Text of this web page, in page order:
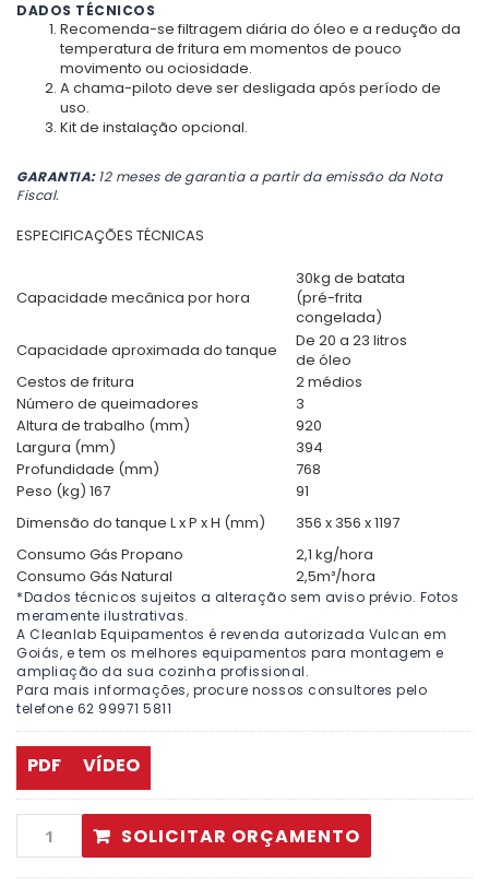
DADOS TÉCNICOS
Recomenda-se filtragem diária do óleo e a redução da
temperatura de fritura em momentos de pouco
movimento ou ociosidade.
A chama-piloto deve ser desligada após período de
uso.
Kit de instalação opcional.
GARANTIA:12 meses de garantia a partir da emissão da Nota
Fiscal.
ESPECIFICAÇÕES TÉCNICAS
Capacidade mecânica por hora
30kg de batata
(pré-frita
congelada)
Capacidade aproximada do tanque
De 20 a 23 litros
de óleo
Cestos de fritura
2 médios
Número de queimadores
3
Altura de trabalho (mm)
920
Largura (mm)
394
Profundidade (mm)
768
Peso (kg) 167
91
Dimensão do tanque L x P x H (mm)
356 x 356 x 1197
Consumo Gás Propano
2,1 kg/hora
Consumo Gás Natural
2,5m³/hora
*Dados técnicos sujeitos a alteração sem aviso prévio. Fotos
meramente ilustrativas.
A Cleanlab Equipamentos é revenda autorizada Vulcan em
Goiás, e tem os melhores equipamentos para montagem e
ampliação da sua cozinha profissional.
Para mais informações, procure nossos consultores pelo
telefone 62 99971 5811
PDF VÍDEO
SOLICITAR ORÇAMENTO